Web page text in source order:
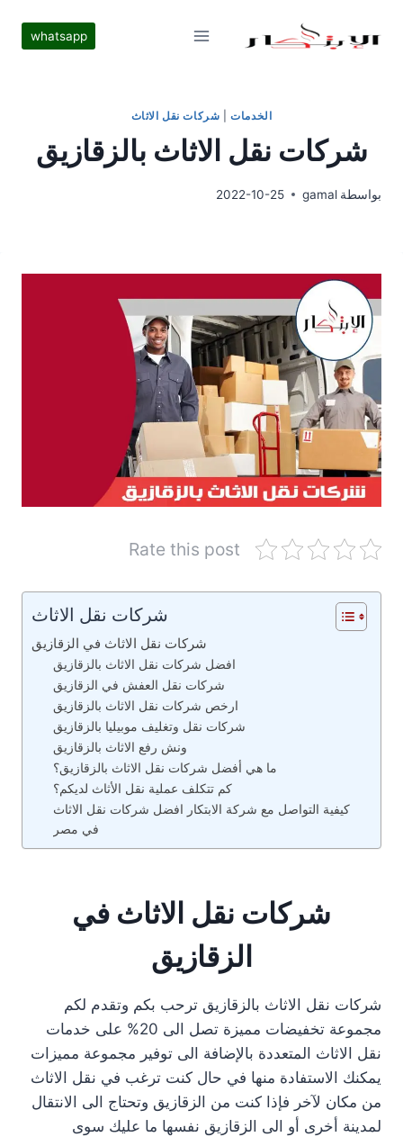
whatsapp
الخدمات| شركات نقل الاثاث
شركات نقل الاثاث بالزقازيق
بواسطة gamal
2022-10-25
Rate this post
شركات نقل الاثاث
شركات نقل الاثاث في الزقازيق
افضل شركات نقل الاثاث بالزقازيق
شركات نقل العفش في الزقازيق
ارخص شركات نقل الاثاث بالزقازيق
شركات نقل وتغليف موبيليا بالزقازيق
ونش رفع الاثاث بالزقازيق
ما هي أفضل شركات نقل الاثاث بالزقازيق؟
كم تتكلف عملية نقل الأثاث لديكم؟
كيفية التواصل مع شركة الابتكار افضل شركات نقل الاثاث
في مصر
شركات نقل الاثاث في
الزقازيق
شركات نقل الاثاث بالزقازيق ترحب بكم وتقدم لكم
مجموعة تخفيضات مميزة تصل الى 20% على خدمات
نقل الاثاث المتعددة بالإضافة الى توفير مجموعة مميزات
يمكنك الاستفادة منها في حال كنت ترغب في نقل الاثاث
من مكان لآخر فإذا كنت من الزقازيق وتحتاج الى الانتقال
لمدينة أخرى أو الى الزقازيق نفسها ما عليك سوى